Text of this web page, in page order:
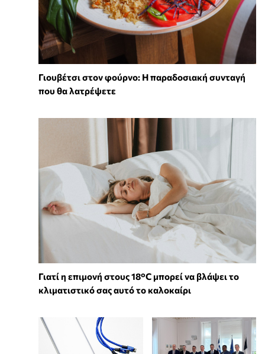
Γιουβέτσι στον φούρνο: Η παραδοσιακή συνταγή
που θα λατρέψετε
Γιατί η επιμονή στους 18°C μπορεί να βλάψει το
κλιματιστικό σας αυτό το καλοκαίρι